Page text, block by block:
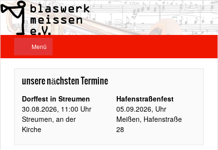
Menü
unsere nächsten Termine
Dorffest in Streumen
30.08.2026, 11:00 Uhr
Streumen, an der
Kirche
Hafenstraßenfest
05.09.2026, Uhr
Meißen, Hafenstraße
28